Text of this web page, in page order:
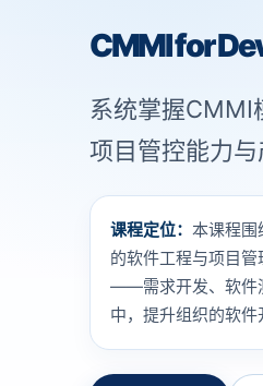
CMMI for
系统掌握CMMI
项目管控能力
课程定位： 本课程围
的软件工程与项目
——需求开发、软件
中，提升组织的软件